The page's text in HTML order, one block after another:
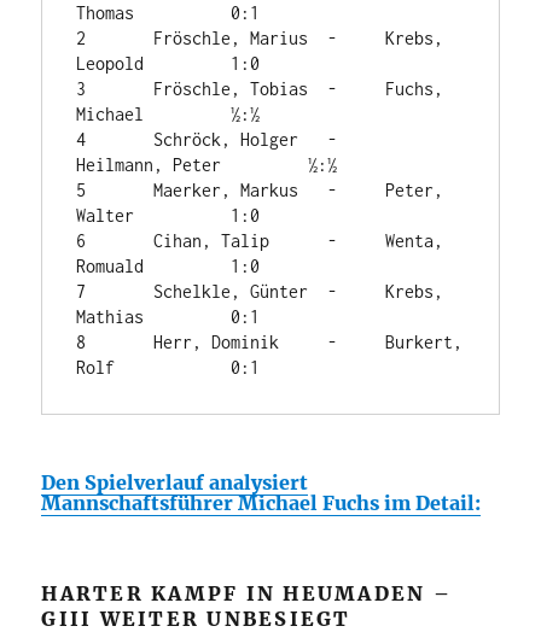
Thomas	        0:1
2	Fröschle, Marius  -	Krebs,
Leopold	        1:0
3	Fröschle, Tobias  -	Fuchs,
Michael	        ½:½
4	Schröck, Holger	  -
Heilmann, Peter	        ½:½
5	Maerker, Markus	  -	Peter,
Walter	        1:0
6	Cihan, Talip	  -	Wenta,
Romuald	        1:0
7	Schelkle, Günter  -	Krebs,
Mathias   	0:1
8	Herr, Dominik	  -	Burkert,
Rolf	        0:1
Den Spielverlauf analysiert
Mannschaftsführer Michael Fuchs im Detail:
HARTER KAMPF IN HEUMADEN –
GIII WEITER UNBESIEGT